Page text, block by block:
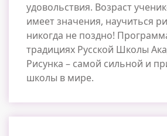
удовольствия. Возраст
имеет значения, научиться
никогда не поздно!
традициях Русской Школы
Рисунка – самой сильной и
школы в мире.